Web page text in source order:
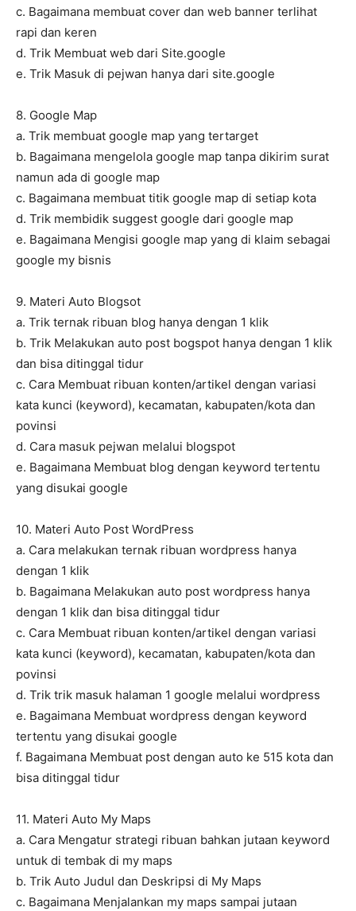
c. Bagaimana membuat cover dan web banner terlihat
rapi dan keren
d. Trik Membuat web dari Site.google
e. Trik Masuk di pejwan hanya dari site.google
8. Google Map
a. Trik membuat google map yang tertarget
b. Bagaimana mengelola google map tanpa dikirim surat
namun ada di google map
c. Bagaimana membuat titik google map di setiap kota
d. Trik membidik suggest google dari google map
e. Bagaimana Mengisi google map yang di klaim sebagai
google my bisnis
9. Materi Auto Blogsot
a. Trik ternak ribuan blog hanya dengan 1 klik
b. Trik Melakukan auto post bogspot hanya dengan 1 klik
dan bisa ditinggal tidur
c. Cara Membuat ribuan konten/artikel dengan variasi
kata kunci (keyword), kecamatan, kabupaten/kota dan
povinsi
d. Cara masuk pejwan melalui blogspot
e. Bagaimana Membuat blog dengan keyword tertentu
yang disukai google
10. Materi Auto Post WordPress
a. Cara melakukan ternak ribuan wordpress hanya
dengan 1 klik
b. Bagaimana Melakukan auto post wordpress hanya
dengan 1 klik dan bisa ditinggal tidur
c. Cara Membuat ribuan konten/artikel dengan variasi
kata kunci (keyword), kecamatan, kabupaten/kota dan
povinsi
d. Trik trik masuk halaman 1 google melalui wordpress
e. Bagaimana Membuat wordpress dengan keyword
tertentu yang disukai google
f. Bagaimana Membuat post dengan auto ke 515 kota dan
bisa ditinggal tidur
11. Materi Auto My Maps
a. Cara Mengatur strategi ribuan bahkan jutaan keyword
untuk di tembak di my maps
b. Trik Auto Judul dan Deskripsi di My Maps
c. Bagaimana Menjalankan my maps sampai jutaan